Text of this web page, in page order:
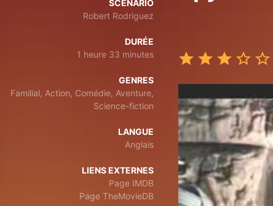
SCÉNARIO
Robert Rodriguez
DURÉE
1 heure 33 minutes
GENRES
Familial, Action, Comédie, Aventure,
Science-fiction
LANGUE
Anglais
LIENS EXTERNES
Page IMDB
Page TheMovieDB